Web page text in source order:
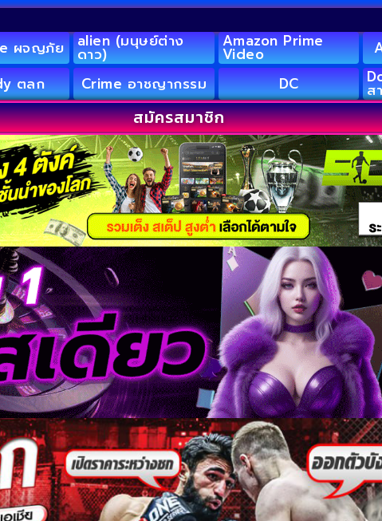
ผจญภัย alien (มนุษย์ต่าง
ดาว)
Amazon Prime
Video
ตลก
Crime อาชญากรรม DC ส
สมัครสมาชิก